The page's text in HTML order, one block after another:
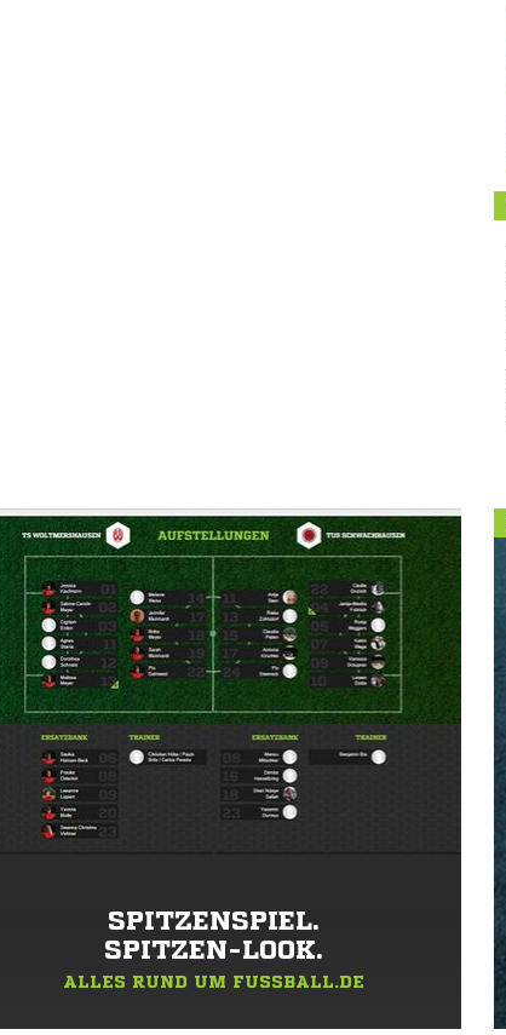
SPITZENSPIEL.
SPITZEN-LOOK.
ALLES RUND UM FUSSBALL.DE